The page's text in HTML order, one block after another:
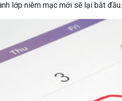
lớp niêm mạc mới sẽ lại bắt đầu.